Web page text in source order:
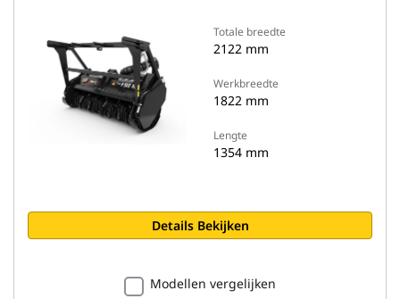
Totale breedte
2122 mm
Werkbreedte
1822 mm
Lengte
1354 mm
Details Bekijken
Modellen vergelijken